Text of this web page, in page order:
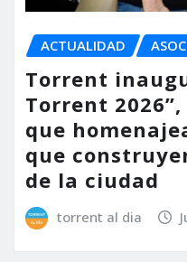
ACTUALIDAD
Torrent
Torrent
que
que
de la ciudad
torrent al dia